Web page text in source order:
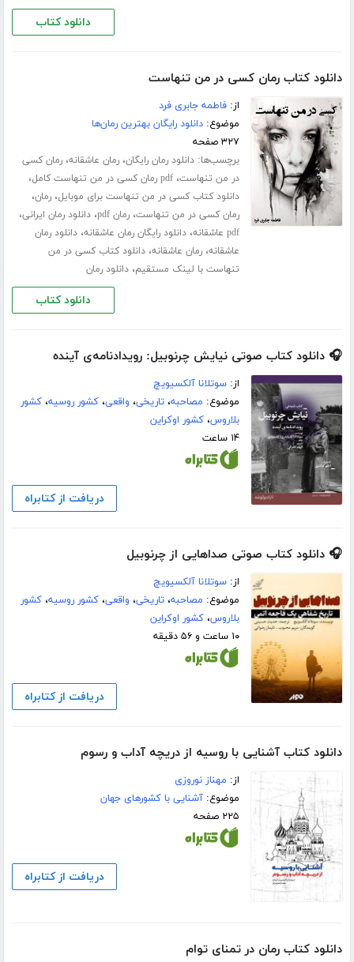
دانلود کتاب
دانلود کتاب رمان کسی در من تنهاست
از:فاطمه جابری فرد
موضوع:دانلود رایگان بهترین رمان‌ها
۳۲۷ صفحه
برچسب‌ها:دانلود رمان رایگان،رمان عاشقانه،رمان کسی
در من تنهاست،pdf رمان کسی در من تنهاست کامل ،
دانلود کتاب کسی در من تنهاست برای موبایل،رمان،
رمان کسی در من تنهاست،رمان pdf ،دانلود رمان ایرانی،
pdf عاشقانه ،دانلود رایگان رمان عاشقانه،دانلود رمان
عاشقانه،رمان عاشقانه،دانلود کتاب کسی در من
تنهاست با لینک مستقیم،دانلود رمان
دانلود کتاب
🎧 دانلود کتاب صوتی نیایش چرنوبیل: رویداد‌نامه‌ی آینده
از:سوتلانا آلکسیویچ
موضوع: مصاحبه،تاریخی، واقعی،کشور روسیه،کشور
بلاروس،کشور اوکراین
۱۴ ساعت
دریافت از کتابراه
🎧 دانلود کتاب صوتی صداهایی از چرنوبیل
از:سوتلانا آلکسیویچ
موضوع: مصاحبه،تاریخی، واقعی،کشور روسیه،کشور
بلاروس،کشور اوکراین
۱۰ ساعت و ۵۶ دقیقه
دریافت از کتابراه
دانلود کتاب آشنایی با روسیه از دریچه آداب و رسوم
از: مهناز نوروزی
موضوع:آشنایی با کشورهای جهان
۲۲۵ صفحه
دریافت از کتابراه
دانلود کتاب رمان در تمنای توام